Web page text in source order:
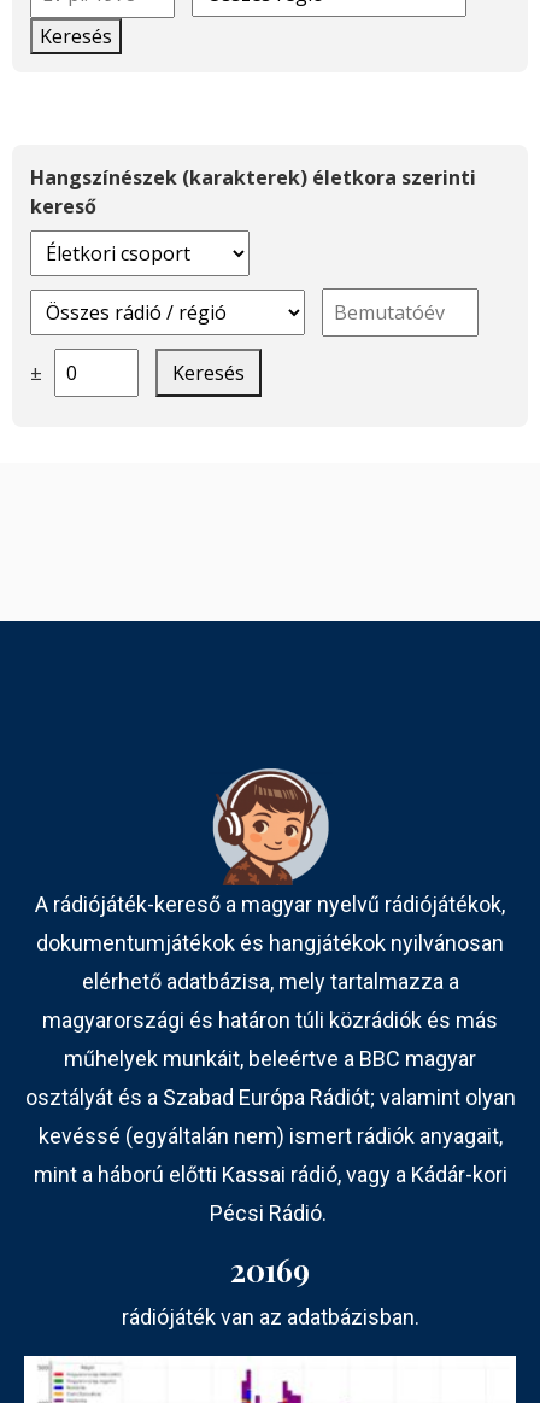
Keresés
Hangszínészek (karakterek) életkora szerinti
kereső
± Keresés
A rádiójáték-kereső a magyar nyelvű rádiójátékok,
dokumentumjátékok és hangjátékok nyilvánosan
elérhető adatbázisa, mely tartalmazza a
magyarországi és határon túli közrádiók és más
műhelyek munkáit, beleértve a BBC magyar
osztályát és a Szabad Európa Rádiót; valamint olyan
kevéssé (egyáltalán nem) ismert rádiók anyagait,
mint a háború előtti Kassai rádió, vagy a Kádár-kori
Pécsi Rádió.
20169
rádiójáték van az adatbázisban.